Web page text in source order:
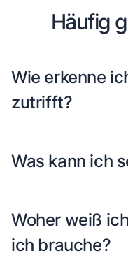
Häufig
Wie erkenne
zutrifft?
Was kann ich
Woher weiß
ich brauche?